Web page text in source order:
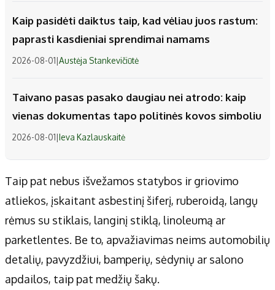
Kaip pasidėti daiktus taip, kad vėliau juos rastum:
paprasti kasdieniai sprendimai namams
2026-08-01|Austėja Stankevičiūtė
Taivano pasas pasako daugiau nei atrodo: kaip
vienas dokumentas tapo politinės kovos simboliu
2026-08-01|Ieva Kazlauskaitė
Taip pat nebus išvežamos statybos ir griovimo
atliekos, įskaitant asbestinį šiferį, ruberoidą, langų
rėmus su stiklais, langinį stiklą, linoleumą ar
parketlentes. Be to, apvažiavimas neims automobilių
detalių, pavyzdžiui, bamperių, sėdynių ar salono
apdailos, taip pat medžių šakų.